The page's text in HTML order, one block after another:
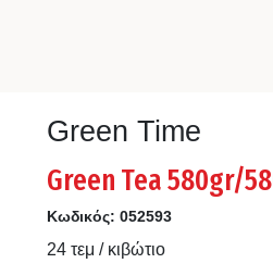
Green Time
Green Tea 580gr/
Κωδικός: 052593
24 τεμ / κιβώτιο